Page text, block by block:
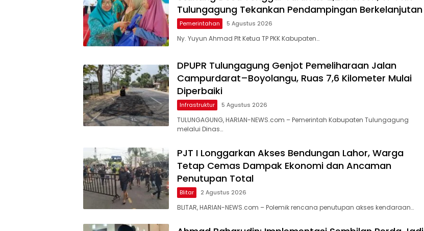
Tulungagung Tekankan Pendampingan Berkelanjutan
Pemerintahan 5 Agustus 2026
Ny. Yuyun Ahmad Plt Ketua TP PKK Kabupaten…
DPUPR Tulungagung Genjot Pemeliharaan Jalan
Campurdarat–Boyolangu, Ruas 7,6 Kilometer Mulai
Diperbaiki
Infrastruktur 5 Agustus 2026
TULUNGAGUNG, HARIAN-NEWS.com – Pemerintah Kabupaten Tulungagung
melalui Dinas…
PJT I Longgarkan Akses Bendungan Lahor, Warga
Tetap Cemas Dampak Ekonomi dan Ancaman
Penutupan Total
Blitar 2 Agustus 2026
BLITAR, HARIAN-NEWS.com – Polemik rencana penutupan akses kendaraan…